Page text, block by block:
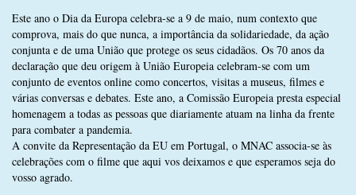
Este ano o Dia da Europa celebra-se a 9 de maio, num contexto que
comprova, mais do que nunca, a importância da solidariedade, da ação
conjunta e de uma União que protege os seus cidadãos. Os 70 anos da
declaração que deu origem à União Europeia celebram-se com um
conjunto de eventos online como concertos, visitas a museus, filmes e
várias conversas e debates. Este ano, a Comissão Europeia presta especial
homenagem a todas as pessoas que diariamente atuam na linha da frente
para combater a pandemia.
A convite da Representação da EU em Portugal, o MNAC associa-se às
celebrações com o filme que aqui vos deixamos e que esperamos seja do
vosso agrado.